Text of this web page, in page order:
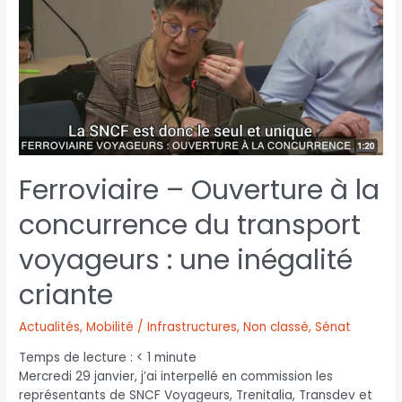
Ferroviaire – Ouverture à la
concurrence du transport
voyageurs : une inégalité
criante
Actualités,Mobilité / Infrastructures,Non classé,Sénat
Temps de lecture : < 1 minute
Mercredi 29 janvier, j’ai interpellé en commission les
représentants de SNCF Voyageurs, Trenitalia, Transdev et